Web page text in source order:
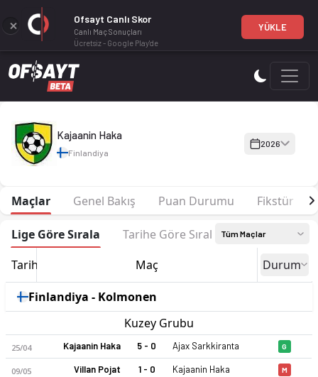
Kajaanin Haka 2026 sezonu | Kolmonen Kuzey Grubu'de
Kajaanin Haka
Finlandiya
2026
Maçlar Genel Bakış Puan Durumu Fikstür
Lige Göre Sırala Tarihe Göre Sırala Tüm Maçlar
Tarih Maç Durum
Finlandiya - Kolmonen
Kuzey Grubu
25/04 Kajaanin Haka 5 - 0 Ajax Sarkkiranta G
09/05 Villan Pojat 1 - 0 Kajaanin Haka M
Ofsayt Canlı Skor
Canlı Maç Sonuçları
Ücretsiz - Google Play'de
YÜKLE